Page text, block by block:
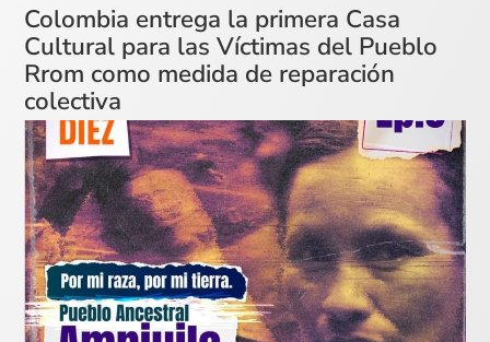
Colombia entrega la primera Casa
Cultural para las Víctimas del Pueblo
Rrom como medida de reparación
colectiva